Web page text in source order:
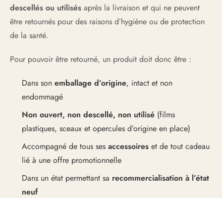
descellés ou utilisés après la livraison et qui ne peuvent
être retournés pour des raisons d’hygiène ou de protection
de la santé.
Pour pouvoir être retourné, un produit doit donc être :
Dans son emballage d’origine, intact et non
endommagé
Non ouvert, non descellé, non utilisé (films
plastiques, sceaux et opercules d’origine en place)
Accompagné de tous ses accessoires et de tout cadeau
lié à une offre promotionnelle
Dans un état permettant sa recommercialisation à l’état
neuf